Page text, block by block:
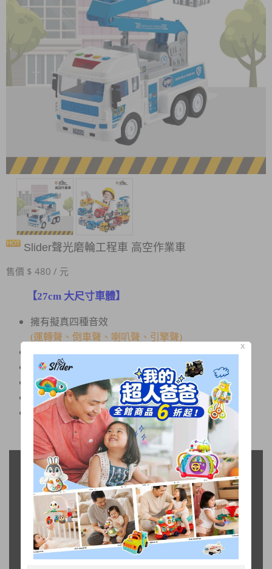
Slider聲光磨輪工程車 高空作業車
售價 $ 480 / 元
【27cm 大尺寸車體】
擁有擬真四種音效
(運轉聲、倒車聲、喇叭聲、引擎聲)
ABS原料，紮實耐摔
齒輪保護裝置更耐用
大扭力跑很遠
可昇降雲梯、360度旋轉操作台
通過台灣BSMI玩具檢驗合格
X